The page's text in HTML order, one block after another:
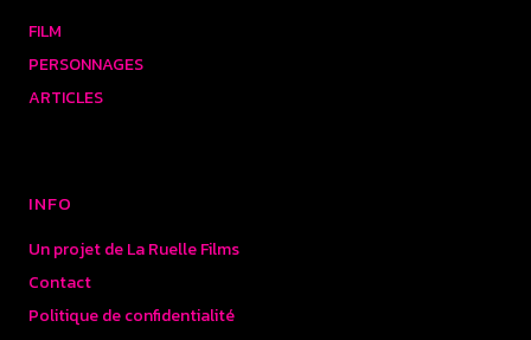
FILM
PERSONNAGES
ARTICLES
INFO
Un projet de La Ruelle Films
Contact
Politique de confidentialité